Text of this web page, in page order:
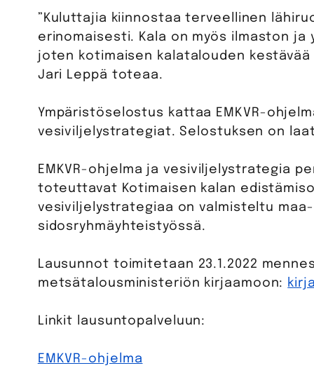
”Kuluttajia kiinnostaa terveellinen
erinomaisesti. Kala on myös ilmaston
joten kotimaisen kalatalouden
Jari Leppä toteaa.
Ympäristöselostus kattaa EMKVR-
vesiviljelystrategiat. Selostuksen on
EMKVR-ohjelma ja vesiviljelystrategia
toteuttavat Kotimaisen kalan
vesiviljelystrategiaa on valmisteltu
sidosryhmäyhteistyössä.
Lausunnot toimitetaan 23.1.2022
metsätalousministeriön kirjaamoon:
Linkit lausuntopalveluun:
EMKVR-ohjelma